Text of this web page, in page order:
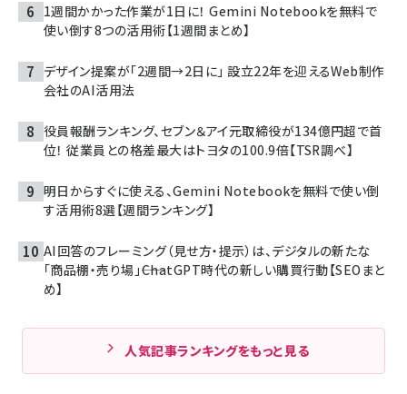
1週間かかった作業が1日に！ Gemini Notebookを無料で
使い倒す8つの活用術【1週間まとめ】
デザイン提案が「2週間→2日に」 設立22年を迎えるWeb制作
会社のAI活用法
役員報酬ランキング、セブン＆アイ元取締役が134億円超で首
位！ 従業員との格差最大はトヨタの100.9倍【TSR調べ】
明日からすぐに使える、Gemini Notebookを無料で使い倒
す活用術8選【週間ランキング】
AI回答のフレーミング（見せ方・提示）は、デジタルの新たな
「商品棚・売り場」――ChatGPT時代の新しい購買行動【SEOまと
め】
人気記事ランキングをもっと見る